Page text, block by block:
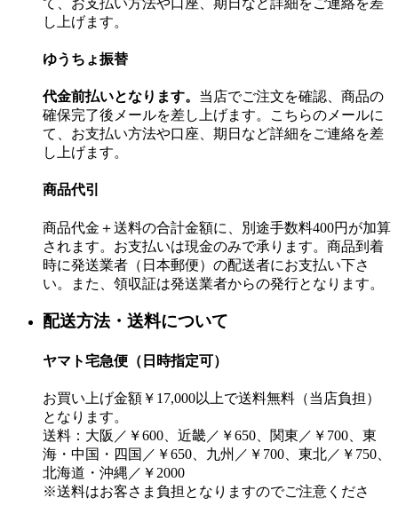
し上げます。
ゆうちょ振替
代金前払いとなります。 当店でご注文を確認、商品の
確保完了後メールを差し上げます。こちらのメールに
て、お支払い方法や口座、期日など詳細をご連絡を差
し上げます。
商品代引
商品代金＋送料の合計金額に、別途手数料400円が加算
されます。お支払いは現金のみで承ります。商品到着
時に発送業者（日本郵便）の配送者にお支払い下さ
い。また、領収証は発送業者からの発行となります。
配送方法・送料について
ヤマト宅急便（日時指定可）
お買い上げ金額￥17,000以上で送料無料（当店負担）
となります。
送料：大阪／￥600、近畿／￥650、関東／￥700、東
海・中国・四国／￥650、九州／￥700、東北／￥750、
北海道・沖縄／￥2000
※送料はお客さま負担となりますのでご注意くださ